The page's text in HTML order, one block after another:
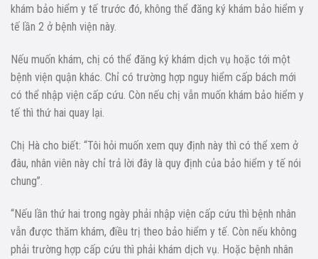
khám bảo hiểm y tế trước đó, không thể đăng ký khám bảo hiểm y
tế lần 2 ở bệnh viện này.
Nếu muốn khám, chị có thể đăng ký khám dịch vụ hoặc tới một
bệnh viện quận khác. Chỉ có trường hợp nguy hiểm cấp bách mới
có thể nhập viện cấp cứu. Còn nếu chị vẫn muốn khám bảo hiểm y
tế thì thứ hai quay lại.
Chị Hà cho biết: “Tôi hỏi muốn xem quy định này thì có thể xem ở
đâu, nhân viên này chỉ trả lời đây là quy định của bảo hiểm y tế nói
chung”.
“Nếu lần thứ hai trong ngày phải nhập viện cấp cứu thì bệnh nhân
vẫn được thăm khám, điều trị theo bảo hiểm y tế. Còn nếu không
phải trường hợp cấp cứu thì phải khám dịch vụ. Hoặc bệnh nhân